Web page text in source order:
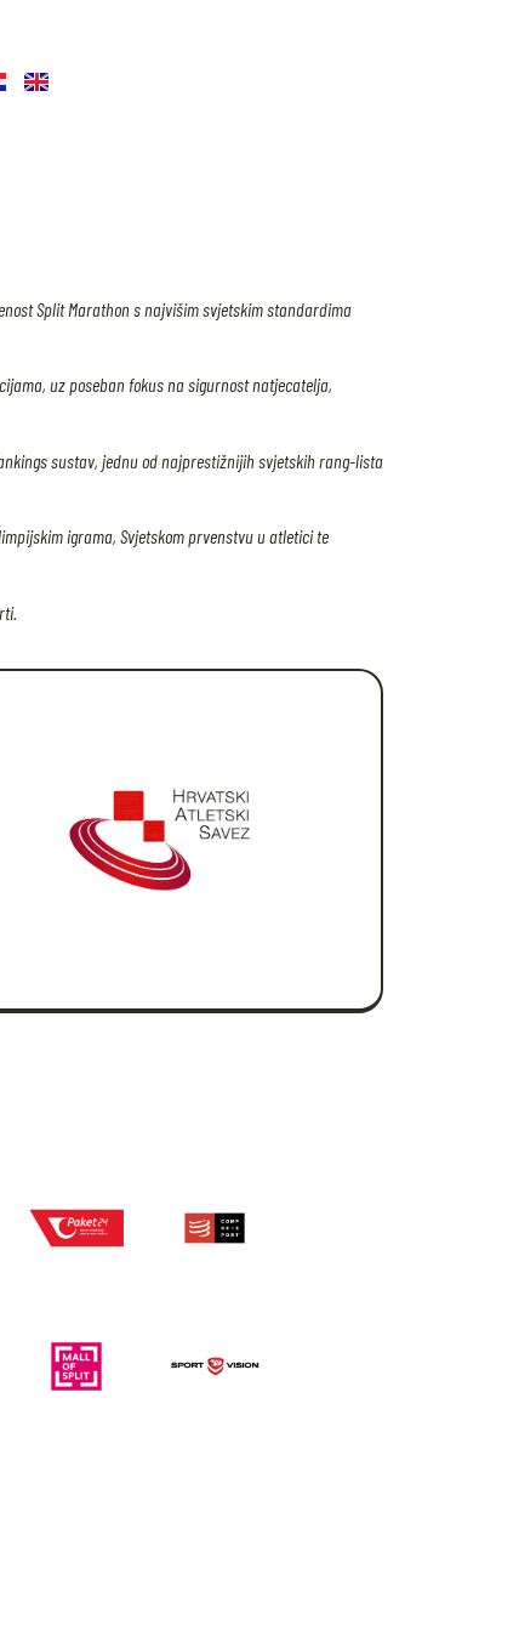
Split Marathon s najvišim svjetskim standardima
uz poseban fokus na sigurnost natjecatelja,
sustav, jednu od najprestižnijih svjetskih rang-lista
igrama, Svjetskom prvenstvu u atletici te